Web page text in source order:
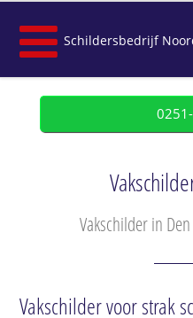
Schildersbedrijf
Vakschilder in
Vakschilder voor strak